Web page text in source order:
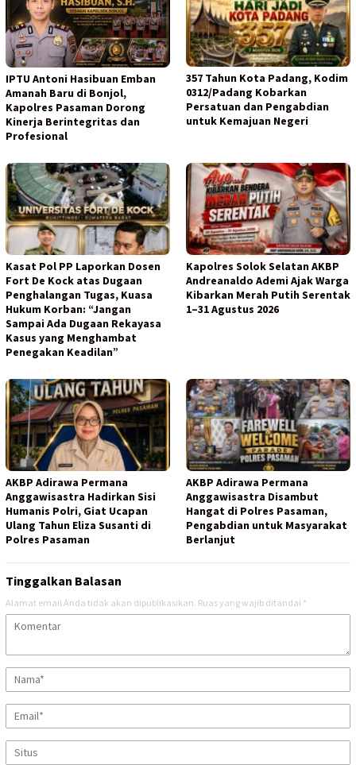
IPTU Antoni Hasibuan Emban
Amanah Baru di Bonjol,
Kapolres Pasaman Dorong
Kinerja Berintegritas dan
Profesional
357 Tahun Kota Padang, Kodim
0312/Padang Kobarkan
Persatuan dan Pengabdian
untuk Kemajuan Negeri
Kasat Pol PP Laporkan Dosen
Fort De Kock atas Dugaan
Penghalangan Tugas, Kuasa
Hukum Korban: “Jangan
Sampai Ada Dugaan Rekayasa
Kasus yang Menghambat
Penegakan Keadilan”
Kapolres Solok Selatan AKBP
Andreanaldo Ademi Ajak Warga
Kibarkan Merah Putih Serentak
1–31 Agustus 2026
AKBP Adirawa Permana
Anggawisastra Hadirkan Sisi
Humanis Polri, Giat Ucapan
Ulang Tahun Eliza Susanti di
Polres Pasaman
AKBP Adirawa Permana
Anggawisastra Disambut
Hangat di Polres Pasaman,
Pengabdian untuk Masyarakat
Berlanjut
Tinggalkan Balasan
Alamat email Anda tidak akan dipublikasikan. Ruas yang wajib ditandai *